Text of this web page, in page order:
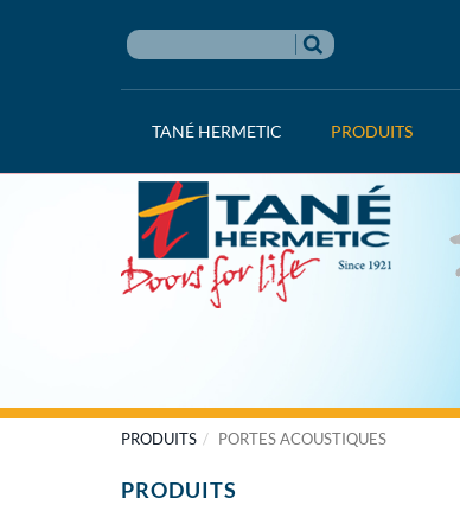
TANÉ HERMETIC PRODUITS
PRODUITS PORTES ACOUSTIQUES
PRODUITS